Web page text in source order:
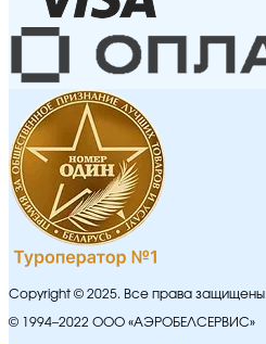
Copyright © 2025. Все права защищены
© 1994–2022 ООО «АЭРОБЕЛСЕРВИС»